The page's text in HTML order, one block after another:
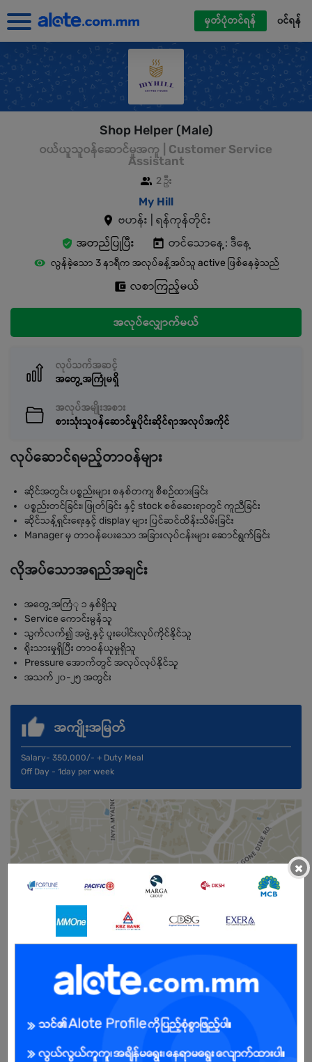
မှတ်ပုံတင်ရန် ၀င်ရန်
Shop Helper (Male)
ဝယ်ယူသူဝန်ဆောင်မှုအကူ | Customer Service
Assistant
2 ဦး
My Hill
ဗဟန်း | ရန်ကုန်တိုင်း
အတည်ပြုပြီး
တင်သောနေ့: ဒီနေ့
လွန်ခဲ့သော 3 နာရီက အလုပ်ခန့်အပ်သူ active ဖြစ်နေခဲ့သည်
လစာကြည့်မယ်
အလုပ်လျှောက်မယ်
လုပ်သက်အဆင့်
အတွေ့အကြုံမရှိ
အလုပ်အမျိုးအစား
စားသုံးသူဝန်ဆောင်မှုပိုင်းဆိုင်ရာအလုပ်အကိုင်
လုပ်ဆောင်ရမည့်တာဝန်များ
ဆိုင်အတွင်း ပစ္စည်းများ စနစ်တကျ စီစဉ်ထားခြင်း
ပစ္စည်းတင်ခြင်း၊ ဖြုတ်ခြင်း နှင့် stock စစ်ဆေးရာတွင် ကူညီခြင်း
ဆိုင်သန့်ရှင်းရေးနှင့် display များ ပြင်ဆင်ထိန်းသိမ်းခြင်း
Manager မှ တာဝန်ပေးသော အခြားလုပ်ငန်းများ ဆောင်ရွက်ခြင်း
လိုအပ်သောအရည်အချင်း
အတွေ့အကြံု ၁ နှစ်ရှိသူ
Service ကောင်းမွန်သူ
သွက်လက်၍ အဖွဲ့နှင့် ပူးပေါင်းလုပ်ကိုင်နိုင်သူ
ရိုးသားမှုရှိပြီး တာဝန်ယူမှုရှိသူ
Pressure အောက်တွင် အလုပ်လုပ်နိုင်သူ
အသက် ၂၀-၂၅ အတွင်း
အကျိုးအမြတ်
Salary- 350,000/- + Duty Meal
Off Day - 1day per week
အခွင့်အရေးရှိသူ : ကျား
×